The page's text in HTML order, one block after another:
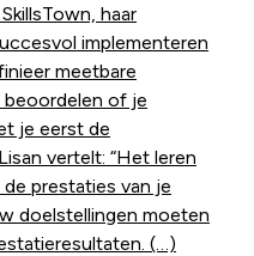
haar
implementeren
meetbare
beoordelen of je
je eerst de
vertelt: “Het leren
prestaties van je
doelstellingen moeten
(…)